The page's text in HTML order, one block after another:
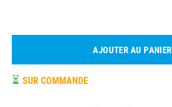
AJOUTER AU PANIER
⏳ SUR COMMANDE